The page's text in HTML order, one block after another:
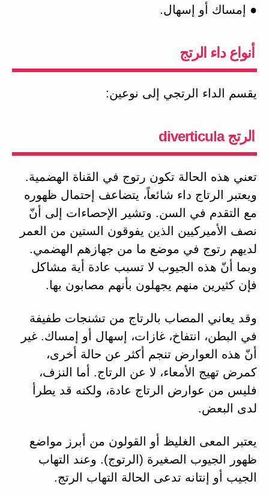
● إمساك أو إسهال.
أنواع داء الرتج
يقسم الداء الرتجي إلى نوعين:
الرتج diverticula
تعني هذه الحالة تكون رتوج في القناة الهضمية.
ويعتبر الرتاج داء شائعاً، يتضاعف إحتمال ظهوره
مع التقدم في السن. وتشير الإحصاءات إلى أنّ
نصف الأميركيين الذين يفوقون الستين من العمر
لديهم رتوج في موضع ما من جهازهم الهضمي.
وبما أنّ هذه الجيوب لا تسبب عادة أية مشاكل
فإن كثيرين منهم يجهلون بأنهم مصابون بها.
وقد يعاني المصاب بالرتاج من تشنجات طفيفة
في البطن، انتفاخ، غازات، إسهال أو إمساك. غير
أنّ هذه العوارض تنجم أكثر عن حالة أخرى،
كمرض تهيج الأمعاء، لا عن الرتاج. أما النزف،
فليس من عوارض الرتاج عادة، ولكنه قد يطرأ
لدى البعض.
يعتبر المعى الغليظ أو القولون من أبرز مواضع
ظهور الجيوب الصغيرة (الرتوج). وعند التهاب
الجيب أو إنتانه تدعى الحالة التهاب الرتج.